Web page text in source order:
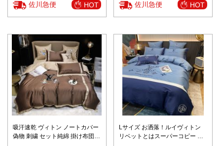
佐川急便 HOT 佐川急便 HOT
吸汗速乾 ヴィトン ノートカバー
偽物 刺繍 セット純綿 掛け布団
Lサイズ お洒落！ルイヴィトン
リベットとはスーパーコピー 柔